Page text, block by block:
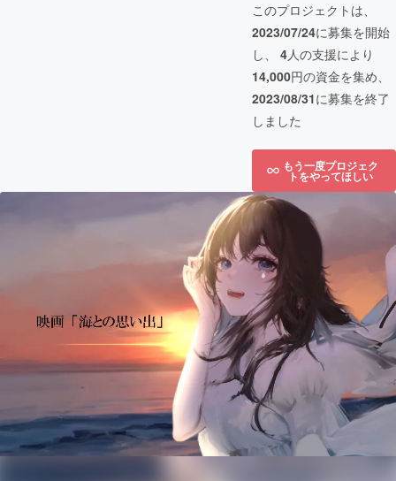
このプロジェクトは、
2023/07/24に募集を開始
し、 4人の支援により
14,000円の資金を集め、
2023/08/31に募集を終了
しました
もう一度プロジェク
トをやってほしい